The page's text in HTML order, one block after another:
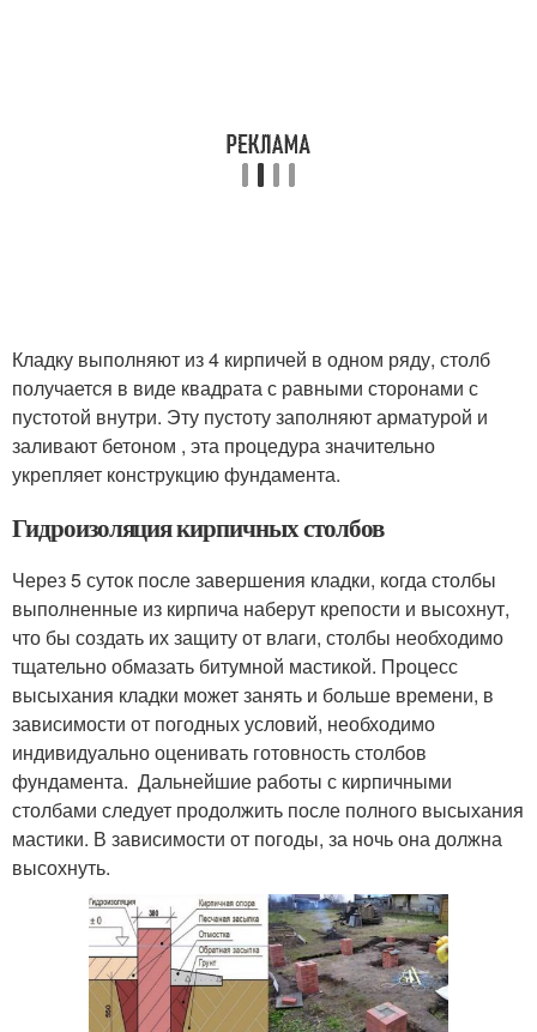
Кладку выполняют из 4 кирпичей в одном ряду, столб
получается в виде квадрата с равными сторонами с
пустотой внутри. Эту пустоту заполняют арматурой и
заливают бетоном , эта процедура значительно
укрепляет конструкцию фундамента.
Гидроизоляция кирпичных столбов
Через 5 суток после завершения кладки, когда столбы
выполненные из кирпича наберут крепости и высохнут,
что бы создать их защиту от влаги, столбы необходимо
тщательно обмазать битумной мастикой. Процесс
высыхания кладки может занять и больше времени, в
зависимости от погодных условий, необходимо
индивидуально оценивать готовность столбов
фундамента. Дальнейшие работы с кирпичными
столбами следует продолжить после полного высыхания
мастики. В зависимости от погоды, за ночь она должна
высохнуть.